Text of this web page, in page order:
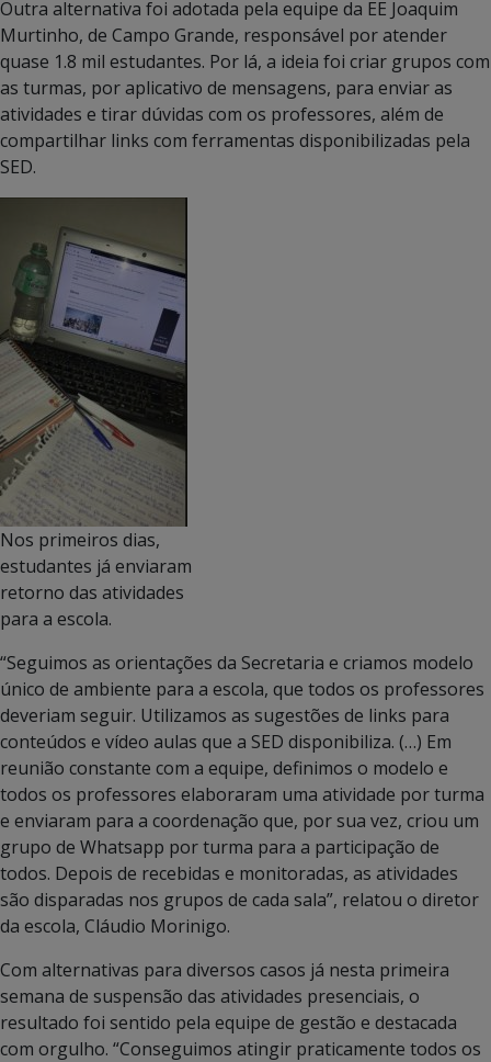
Outra alternativa foi adotada pela equipe da EE Joaquim
Murtinho, de Campo Grande, responsável por atender
quase 1.8 mil estudantes. Por lá, a ideia foi criar grupos com
as turmas, por aplicativo de mensagens, para enviar as
atividades e tirar dúvidas com os professores, além de
compartilhar links com ferramentas disponibilizadas pela
SED.
Nos primeiros dias,
estudantes já enviaram
retorno das atividades
para a escola.
“Seguimos as orientações da Secretaria e criamos modelo
único de ambiente para a escola, que todos os professores
deveriam seguir. Utilizamos as sugestões de links para
conteúdos e vídeo aulas que a SED disponibiliza. (…) Em
reunião constante com a equipe, definimos o modelo e
todos os professores elaboraram uma atividade por turma
e enviaram para a coordenação que, por sua vez, criou um
grupo de Whatsapp por turma para a participação de
todos. Depois de recebidas e monitoradas, as atividades
são disparadas nos grupos de cada sala”, relatou o diretor
da escola, Cláudio Morinigo.
Com alternativas para diversos casos já nesta primeira
semana de suspensão das atividades presenciais, o
resultado foi sentido pela equipe de gestão e destacada
com orgulho. “Conseguimos atingir praticamente todos os